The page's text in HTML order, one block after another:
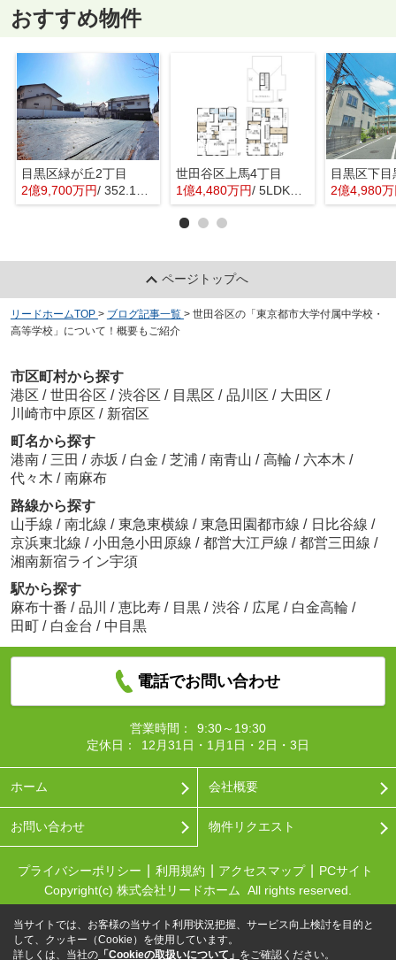
おすすめ物件
目黒区緑が丘2丁目
2億9,700万円/ 352.16㎡
世田谷区上馬4丁目
1億4,480万円/ 5LDK＋1S(納戸)
目黒区下
2億4,980
ページトップへ
リードホームTOP > ブログ記事一覧 > 世田谷区の「東京都市大学付属中学校・
高等学校」について！概要もご紹介
市区町村から探す
港区 / 世田谷区 / 渋谷区 / 目黒区 / 品川区 / 大田区 /
川崎市中原区 / 新宿区
町名から探す
港南 / 三田 / 赤坂 / 白金 / 芝浦 / 南青山 / 高輪 / 六本木 /
代々木 / 南麻布
路線から探す
山手線 / 南北線 / 東急東横線 / 東急田園都市線 / 日比谷線 /
京浜東北線 / 小田急小田原線 / 都営大江戸線 / 都営三田線 /
湘南新宿ライン宇須
駅から探す
麻布十番 / 品川 / 恵比寿 / 目黒 / 渋谷 / 広尾 / 白金高輪 /
田町 / 白金台 / 中目黒
電話でお問い合わせ
営業時間：
9:30～19:30
定休日：
12月31日・1月1日・2日・3日
ホーム 会社概要
お問い合わせ 物件リクエスト
プライバシーポリシー 利用規約 アクセスマップ
PCサイト
Copyright(c) 株式会社リードホーム All rights reserved.
当サイトでは、お客様の当サイト利用状況把握、サービス向上検討を目的と
して、クッキー（Cookie）を使用しています。
詳しくは、当社の 「Cookieの取扱いについて」 をご確認ください。